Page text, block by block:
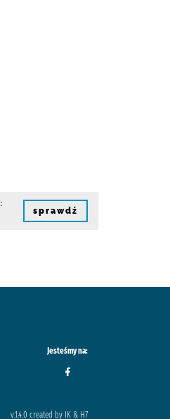
sprawdź
Jesteśmy na:
v.1.4.0 created by IK & H7